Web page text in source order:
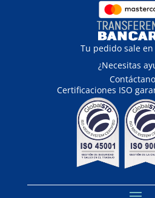
Tu pedido sale
¿Necesitas
Certificaciones ISO